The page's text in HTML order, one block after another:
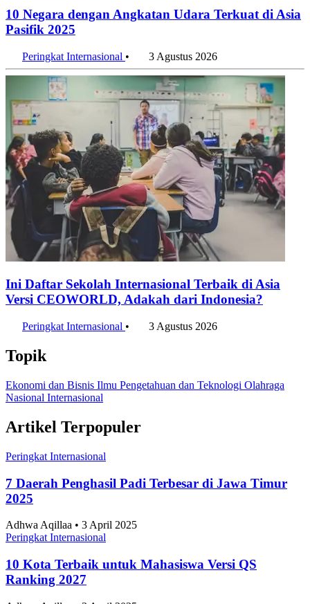
10 Agustus 2026
Penulis:Adhwa Aqillaa •Editor:Editor
#qs ranking #2027 #tokyo#seoul#best student city 2027
#pendidikan
#mahasiswa #pendidikan tinggi#kampus
Bagikan artikel ini:
WhatsApp
Twitter / X Facebook
Telegram
LinkedIn
Konten Terkait
10 Negara dengan Angkatan Udara Terkuat di Asia